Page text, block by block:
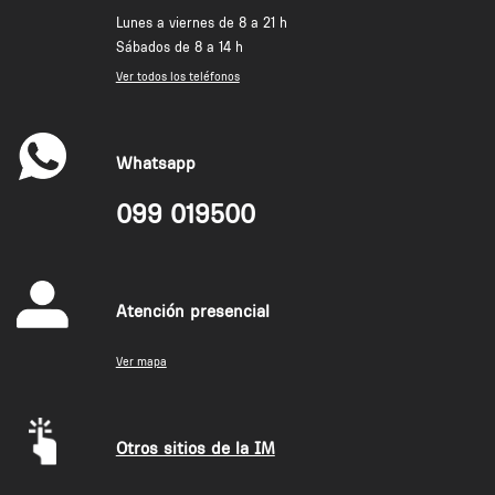
Lunes a viernes de 8 a 21 h
Sábados de 8 a 14 h
Ver todos los teléfonos
Whatsapp
099 019500
Atención presencial
Ver mapa
Otros sitios de la IM